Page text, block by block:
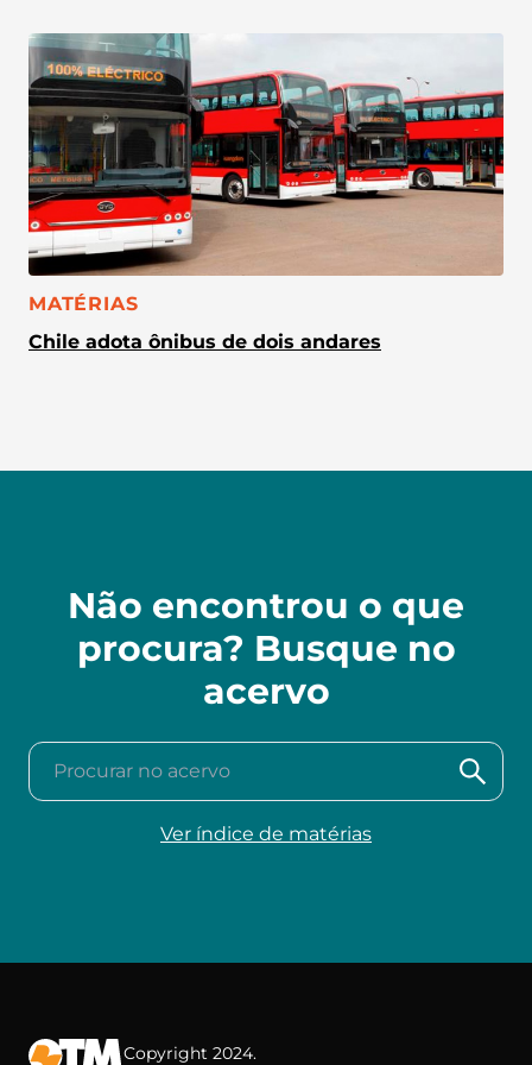
CATEGORIA:
MATÉRIAS
Chile adota ônibus de dois andares
Não encontrou o que
procura? Busque no
acervo
Procurar no acervo
Ver índice de matérias
Copyright 2024.